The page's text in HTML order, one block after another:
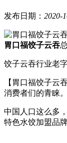
发布日期： 2020-
胃口福饺子云吞
饺子云吞行业老
【胃口福饺子云
消费者们的青睐
中国人口这么多
特色水饺加盟品